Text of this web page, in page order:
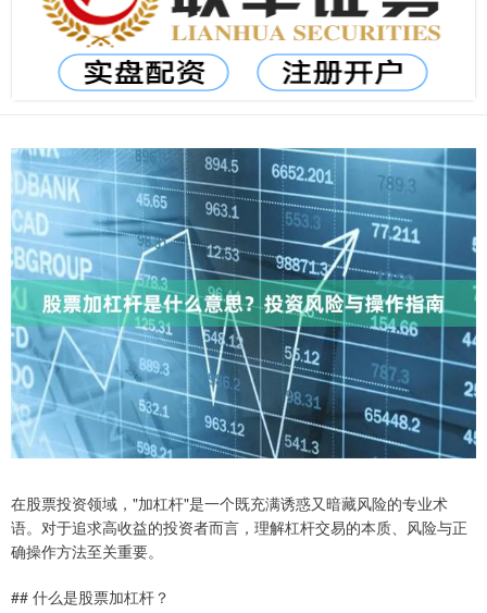
在股票投资领域，"加杠杆"是一个既充满诱惑又暗藏风险的专业术
语。对于追求高收益的投资者而言，理解杠杆交易的本质、风险与正
确操作方法至关重要。
## 什么是股票加杠杆？